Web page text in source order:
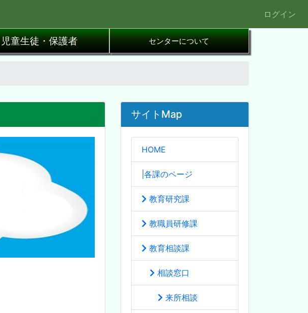
ログイン
児童生徒・保護者 センターについて
サイトMap
HOME
|各課のページ
教育研究課
教職員研修課
教育相談課
相談窓口
来所相談